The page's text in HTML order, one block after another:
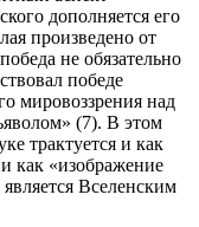
дополняется его
произведено от
не обязательно
победе
мировоззрения над
(7). В этом
трактуется и как
как «изображение
Вселенским